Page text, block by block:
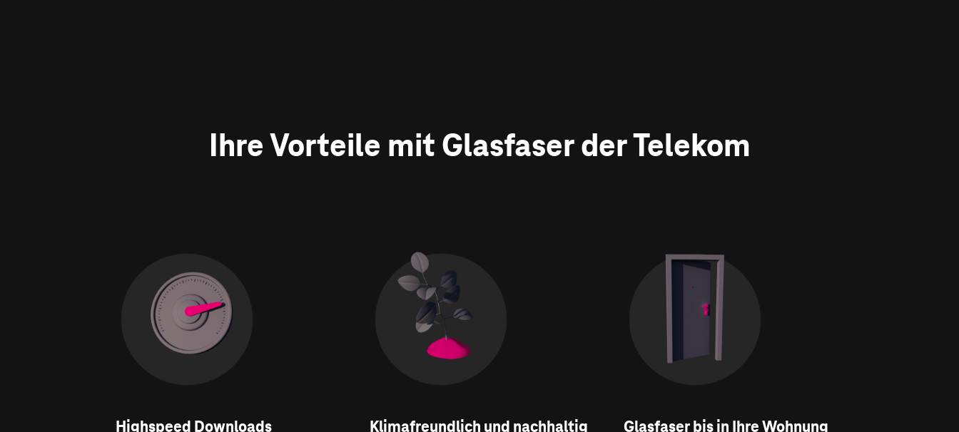
Ihre Vorteile mit Glasfaser der Telekom
Highspeed Downloads Klima­freundlich und nachhaltig Glasfaser bis in Ihre Wohnung